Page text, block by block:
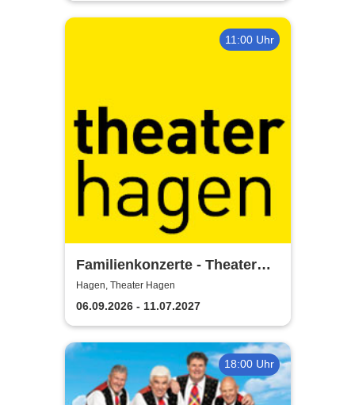
11:00 Uhr
Familienkonzerte - Theater
Hagen
Hagen, Theater Hagen
06.09.2026 - 11.07.2027
18:00 Uhr